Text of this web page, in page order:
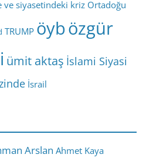
ve siyasetindeki kriz Ortadoğu
TRUMP öybözgür
ümit aktaş İslami Siyasi
İsrail
Arslan Ahmet Kaya